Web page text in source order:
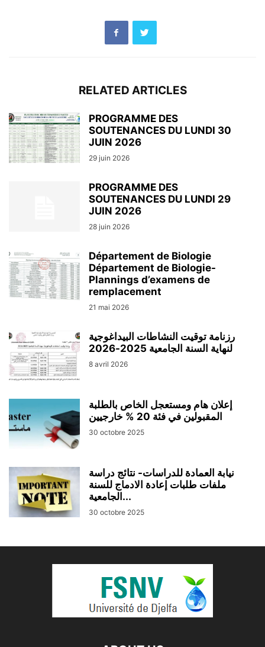
RELATED ARTICLES
PROGRAMME DES
SOUTENANCES DU LUNDI 30
JUIN 2026
29 juin 2026
PROGRAMME DES
SOUTENANCES DU LUNDI 29
JUIN 2026
28 juin 2026
Département de Biologie
Département de Biologie-
Plannings d’examens de
remplacement
21 mai 2026
رزنامة توقيت النشاطات البيداغوجية
لنهاية السنة الجامعية 2025-2026
8 avril 2026
إعلان هام ومستعجل الخاص بالطلبة
30 octobre 2025
نيابة العمادة للدراسات- نتائج دراسة
ملفات طلبات إعادة الادماج للسنة
الجامعية...
30 octobre 2025